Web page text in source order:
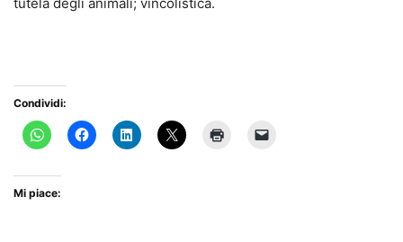
Condividi:
Mi piace: